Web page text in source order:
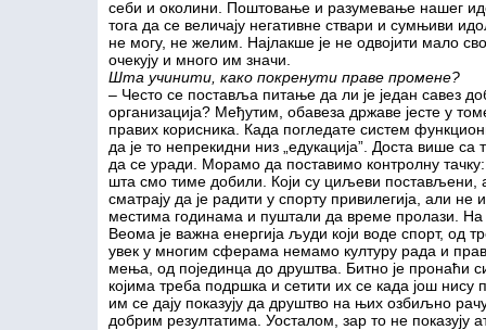
себи и околини. Поштовање и разумевање нашег
тога да се величају негативне ствари и сумњиви
не могу, не желим. Најлакше је не одвојити мало
очекују и много им значи.
Шта учинити, како покренути праве промене?
– Често се поставља питање да ли је један савез
организација? Међутим, обавеза државе јесте у
правих корисника. Када погледате систем
да је то непрекидни низ „едукација”. Доста више
да се уради. Морамо да поставимо контролну
шта смо тиме добили. Који су циљеви постављени,
сматрају да је радити у спорту привилегија, али
местима годинама и пуштали да време пролази.
Веома је важна енергија људи који воде спорт, од
увек у многим сферама немамо културу рада и
мења, од појединца до друштва. Битно је пронаћи
којима треба подршка и сетити их се када још нису
им се дају показују да друштво на њих озбиљно
добрим резултатима. Уосталом, зар то не показују